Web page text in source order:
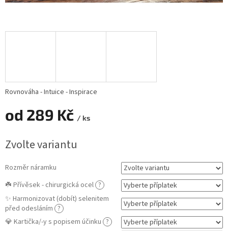
od 289 Kč / ks
cena:
Zvolte variantu
Rozměr náramku
☘️ Přívěsek - chirurgická ocel ?
✨ Harmonizovat (dobít) selenitem
před odesláním ?
💎 Kartička/-y s popisem účinku ?
Rovnováha - Intuice - Inspirace